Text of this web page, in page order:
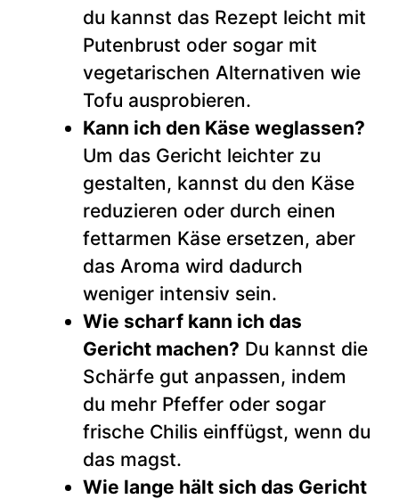
du kannst das Rezept leicht mit
Putenbrust oder sogar mit
vegetarischen Alternativen wie
Tofu ausprobieren.
Kann ich den Käse weglassen?
Um das Gericht leichter zu
gestalten, kannst du den Käse
reduzieren oder durch einen
fettarmen Käse ersetzen, aber
das Aroma wird dadurch
weniger intensiv sein.
Wie scharf kann ich das
Gericht machen? Du kannst die
Schärfe gut anpassen, indem
du mehr Pfeffer oder sogar
frische Chilis einffügst, wenn du
das magst.
Wie lange hält sich das Gericht